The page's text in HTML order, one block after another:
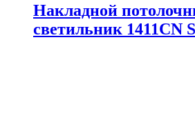
Накладной
светильник 1411CN